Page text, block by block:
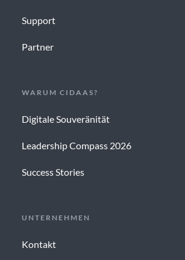
Support
Partner
WARUM CIDAAS?
Digitale Souveränität
Leadership Compass 2026
Success Stories
UNTERNEHMEN
Kontakt